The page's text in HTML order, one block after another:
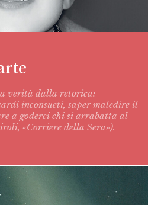
verità dalla retorica:
inconsueti, saper maledire il
a goderci chi si arrabatta al
«Corriere della Sera»).